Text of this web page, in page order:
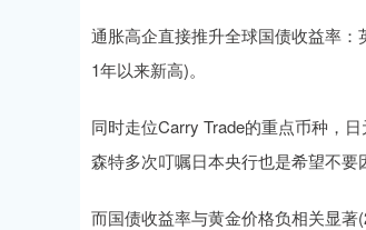
通胀高企直接推升全球国债收益率：
1年以来新高)。
同时走位Carry Trade的重点币种，
森特多次叮嘱日本央行也是希望不要
而国债收益率与黄金价格负相关显